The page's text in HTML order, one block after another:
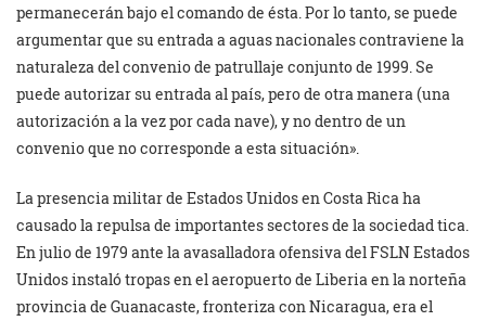
permanecerán bajo el comando de ésta. Por lo tanto, se puede
argumentar que su entrada a aguas nacionales contraviene la
naturaleza del convenio de patrullaje conjunto de 1999. Se
puede autorizar su entrada al país, pero de otra manera (una
autorización a la vez por cada nave), y no dentro de un
convenio que no corresponde a esta situación».
La presencia militar de Estados Unidos en Costa Rica ha
causado la repulsa de importantes sectores de la sociedad tica.
En julio de 1979 ante la avasalladora ofensiva del FSLN Estados
Unidos instaló tropas en el aeropuerto de Liberia en la norteña
provincia de Guanacaste, fronteriza con Nicaragua, era el